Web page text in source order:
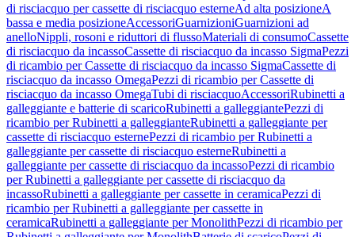
di risciacquo per cassette di risciacquo esterneAd alta posizioneA
bassa e media posizioneAccessoriGuarnizioniGuarnizioni ad
anelloNippli, rosoni e riduttori di flussoMateriali di consumoCassette
di risciacquo da incassoCassette di risciacquo da incasso SigmaPezzi
di ricambio per Cassette di risciacquo da incasso SigmaCassette di
risciacquo da incasso OmegaPezzi di ricambio per Cassette di
risciacquo da incasso OmegaTubi di risciacquoAccessoriRubinetti a
galleggiante e batterie di scaricoRubinetti a galleggiantePezzi di
ricambio per Rubinetti a galleggianteRubinetti a galleggiante per
cassette di risciacquo esternePezzi di ricambio per Rubinetti a
galleggiante per cassette di risciacquo esterneRubinetti a
galleggiante per cassette di risciacquo da incassoPezzi di ricambio
per Rubinetti a galleggiante per cassette di risciacquo da
incassoRubinetti a galleggiante per cassette in ceramicaPezzi di
ricambio per Rubinetti a galleggiante per cassette in
ceramicaRubinetti a galleggiante per MonolithPezzi di ricambio per